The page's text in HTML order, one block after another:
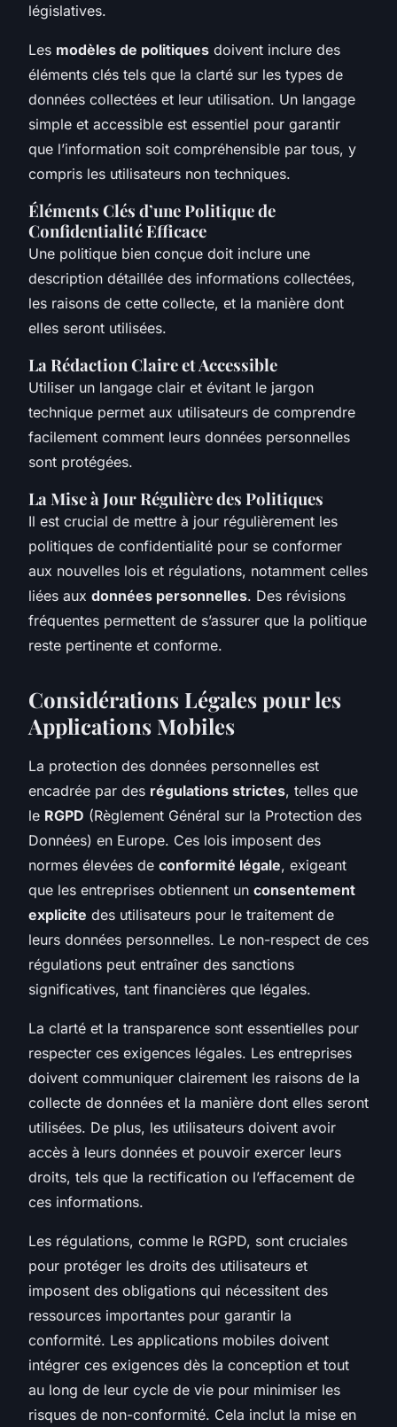
législatives.
Les modèles de politiques doivent inclure des
éléments clés tels que la clarté sur les types de
données collectées et leur utilisation. Un langage
simple et accessible est essentiel pour garantir
que l’information soit compréhensible par tous, y
compris les utilisateurs non techniques.
Éléments Clés d’une Politique de
Confidentialité Efficace
Une politique bien conçue doit inclure une
description détaillée des informations collectées,
les raisons de cette collecte, et la manière dont
elles seront utilisées.
La Rédaction Claire et Accessible
Utiliser un langage clair et évitant le jargon
technique permet aux utilisateurs de comprendre
facilement comment leurs données personnelles
sont protégées.
La Mise à Jour Régulière des Politiques
Il est crucial de mettre à jour régulièrement les
politiques de confidentialité pour se conformer
aux nouvelles lois et régulations, notamment celles
liées aux données personnelles. Des révisions
fréquentes permettent de s’assurer que la politique
reste pertinente et conforme.
Considérations Légales pour les
Applications Mobiles
La protection des données personnelles est
encadrée par des régulations strictes, telles que
le RGPD (Règlement Général sur la Protection des
Données) en Europe. Ces lois imposent des
normes élevées de conformité légale, exigeant
que les entreprises obtiennent un consentement
explicite des utilisateurs pour le traitement de
leurs données personnelles. Le non-respect de ces
régulations peut entraîner des sanctions
significatives, tant financières que légales.
La clarté et la transparence sont essentielles pour
respecter ces exigences légales. Les entreprises
doivent communiquer clairement les raisons de la
collecte de données et la manière dont elles seront
utilisées. De plus, les utilisateurs doivent avoir
accès à leurs données et pouvoir exercer leurs
droits, tels que la rectification ou l’effacement de
ces informations.
Les régulations, comme le RGPD, sont cruciales
pour protéger les droits des utilisateurs et
imposent des obligations qui nécessitent des
ressources importantes pour garantir la
conformité. Les applications mobiles doivent
intégrer ces exigences dès la conception et tout
au long de leur cycle de vie pour minimiser les
risques de non-conformité. Cela inclut la mise en